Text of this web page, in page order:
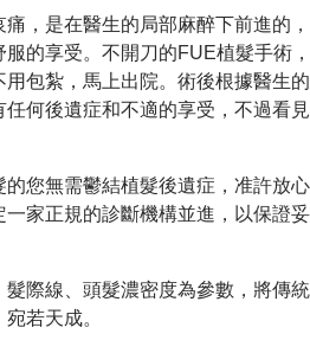
痛，是在醫生的局部麻醉下前進的
的享受。 不開刀的FUE植髮手術
包紮，馬上出院。 術後根據醫生
何後遺症和不適的享受，不過看
無需鬱結植髮後遺症，准許放
家正規的診斷機構並進，以保證妥
髮際線、頭髮濃密度為參數，將傳
若天成。